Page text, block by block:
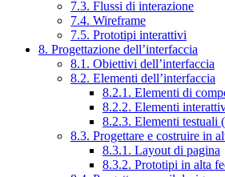
7.3. Flussi di interazione
7.4. Wireframe
7.5. Prototipi interattivi
8. Progettazione dell’interfaccia
8.1. Obiettivi dell’interfaccia
8.2. Elementi dell’interfaccia
8.2.1. Elementi di
8.2.2. Elementi
8.2.3. Elementi testuali
8.3. Progettare e costruire in
8.3.1. Layout di pagina
8.3.2. Prototipi in alta